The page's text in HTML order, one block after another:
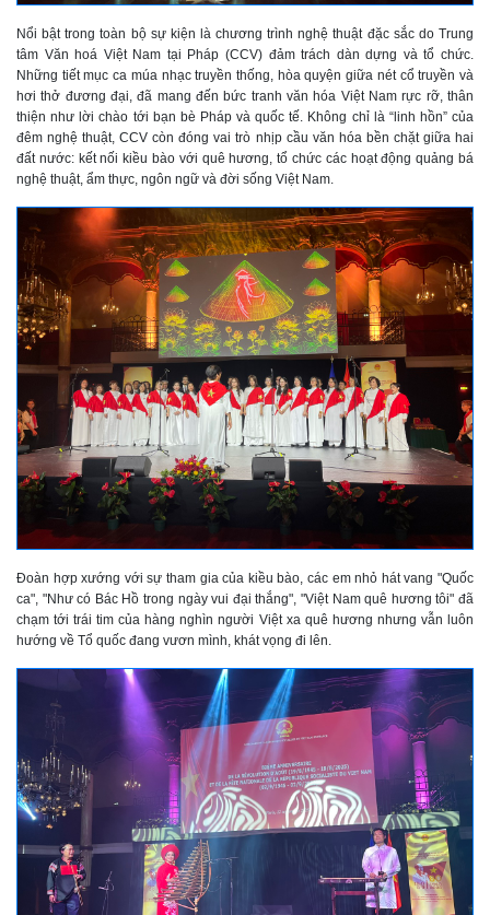
Nổi bật trong toàn bộ sự kiện là chương trình nghệ thuật đặc sắc do Trung
tâm Văn hoá Việt Nam tại Pháp (CCV) đảm trách dàn dựng và tổ chức.
Những tiết mục ca múa nhạc truyền thống, hòa quyện giữa nét cổ truyền và
hơi thở đương đại, đã mang đến bức tranh văn hóa Việt Nam rực rỡ, thân
thiện như lời chào tới bạn bè Pháp và quốc tế. Không chỉ là “linh hồn” của
đêm nghệ thuật, CCV còn đóng vai trò nhịp cầu văn hóa bền chặt giữa hai
đất nước: kết nối kiều bào với quê hương, tổ chức các hoạt động quảng bá
nghệ thuật, ẩm thực, ngôn ngữ và đời sống Việt Nam.
Đoàn hợp xướng với sự tham gia của kiều bào, các em nhỏ hát vang "Quốc
ca", "Như có Bác Hồ trong ngày vui đại thắng", "Việt Nam quê hương tôi" đã
chạm tới trái tim của hàng nghìn người Việt xa quê hương nhưng vẫn luôn
hướng về Tổ quốc đang vươn mình, khát vọng đi lên.